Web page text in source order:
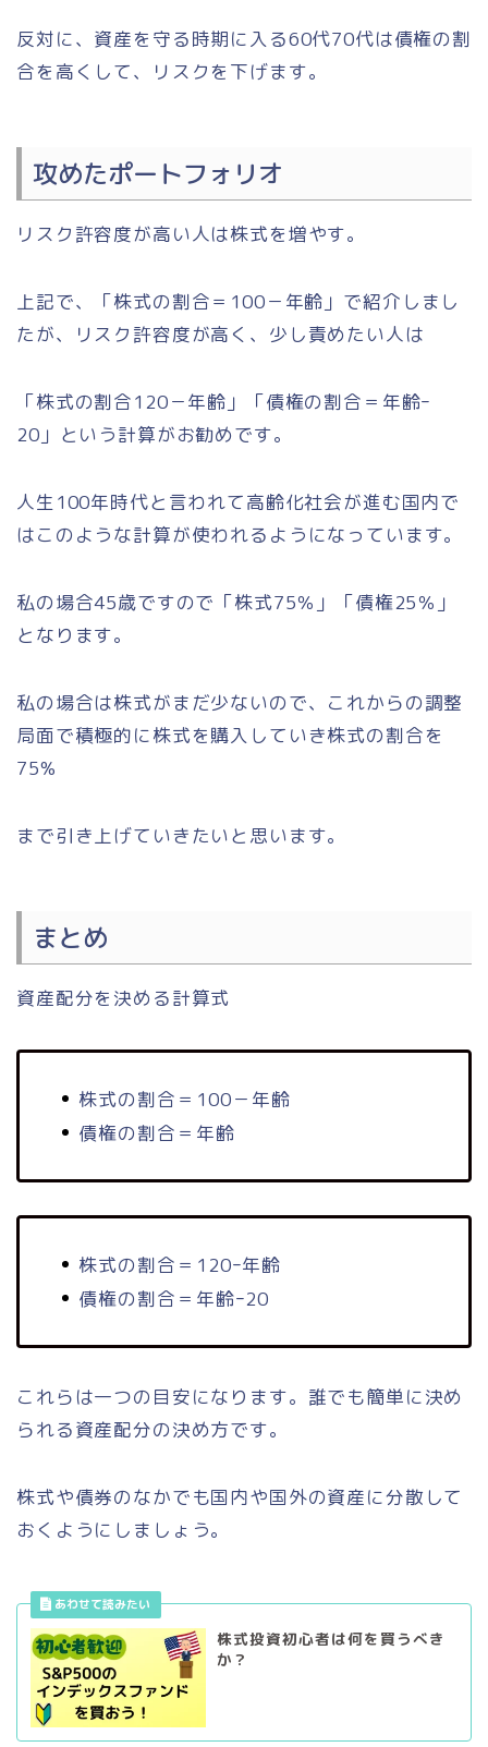
反対に、資産を守る時期に入る60代70代は債権の割
合を高くして、リスクを下げます。
攻めたポートフォリオ
リスク許容度が高い人は株式を増やす。
上記で、 「株式の割合＝100－年齢」 で紹介しまし
たが、リスク許容度が高く、少し責めたい人は
「株式の割合120－年齢」「債権の割合＝年齢ｰ
20」 という計算がお勧めです。
人生100年時代と言われて高齢化社会が進む国内で
はこのような計算が使われるようになっています。
私の場合45歳ですので「株式75％」「債権25％」
となります。
私の場合は株式がまだ少ないので、これからの調整
局面で積極的に株式を購入していき株式の割合を
75%
まで引き上げていきたいと思います。
まとめ
資産配分を決める計算式
株式の割合＝100－年齢
債権の割合＝年齢
株式の割合＝120ｰ年齢
債権の割合＝年齢ｰ20
これらは一つの目安になります。誰でも簡単に決め
られる資産配分の決め方です。
株式や債券のなかでも国内や国外の資産に分散して
おくようにしましょう。
株式投資初心者は何を買うべき
か？